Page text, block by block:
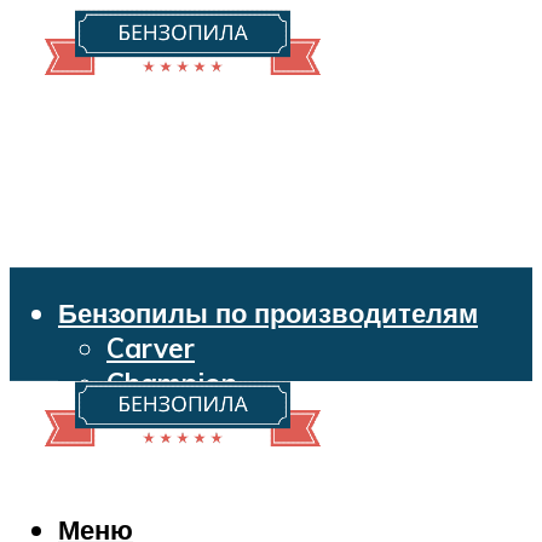
Бензопилы по производителям
Carver
Champion
Echo
Husqvarna
Makita
Меню